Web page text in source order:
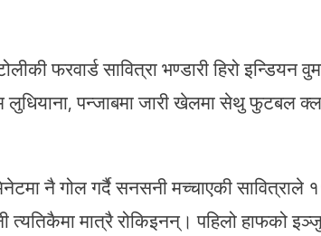
फरवार्ड सावित्रा भण्डारी हिरो इन्डियन
पन्जाबमा जारी खेलमा सेथु फुटबल
नै गोल गर्दै सनसनी मच्चाएकी
त्यतिकैमा मात्रै रोकिइनन्। पहिलो हाफको